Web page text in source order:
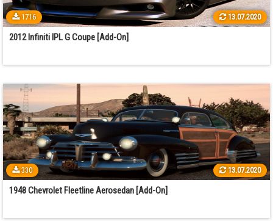
1716 13.07.2020
2012 Infiniti IPL G Coupe [Add-On]
330 13.07.2020
1948 Chevrolet Fleetline Aerosedan [Add-On]